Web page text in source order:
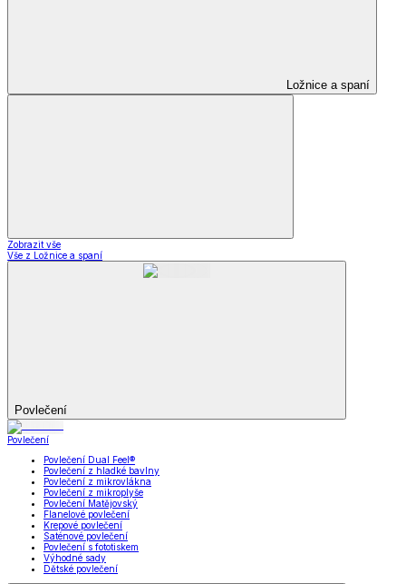
Ložnice a spaní
Zobrazit vše
Vše z Ložnice a spaní
Povlečení
Povlečení
Povlečení Dual Feel®
Povlečení z hladké bavlny
Povlečení z mikrovlákna
Povlečení z mikroplyše
Povlečení Matějovský
Flanelové povlečení
Krepové povlečení
Saténové povlečení
Povlečení s fototiskem
Výhodné sady
Dětské povlečení